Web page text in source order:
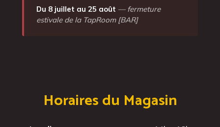
Du 8 juillet au 25 août — fermeture
estivale de la TapRoom [BAR]
Horaires du Magasin